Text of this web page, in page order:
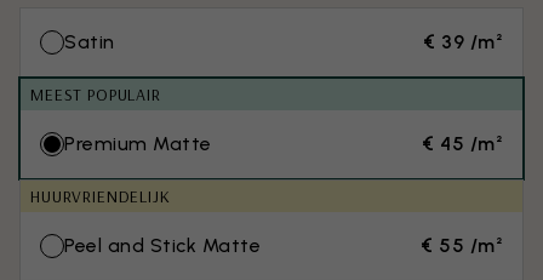
Satin € 39 /m²
MEEST POPULAIR
Premium Matte € 45 /m²
HUURVRIENDELIJK
Peel and Stick Matte € 55 /m²